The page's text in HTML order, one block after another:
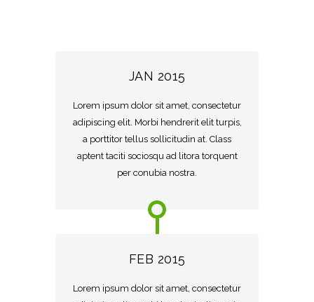
JAN 2015
Lorem ipsum dolor sit amet, consectetur
adipiscing elit. Morbi hendrerit elit turpis,
a porttitor tellus sollicitudin at. Class
aptent taciti sociosqu ad litora torquent
per conubia nostra.
FEB 2015
Lorem ipsum dolor sit amet, consectetur